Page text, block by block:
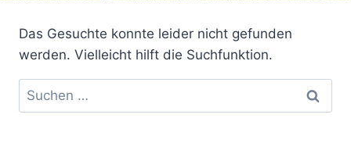
Das Gesuchte konnte leider nicht gefunden
werden. Vielleicht hilft die Suchfunktion.
Suchen
nach: